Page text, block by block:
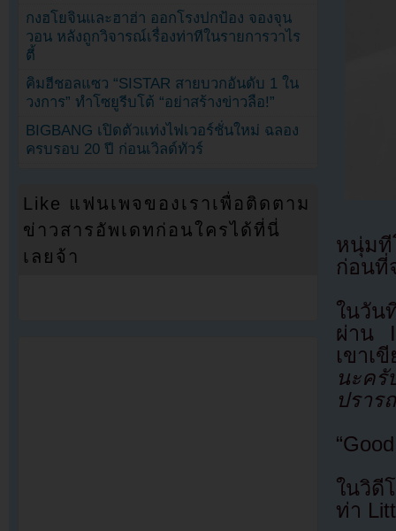
หนุ่มที
ก่อนที่
ในวัน
ผ่าน
เขาเ
นะค
ปราร
ในวิดี
ท่า
กงฮโยจินและฮาฮ่า ออกโรงปกป้อง จองจุน
วอน หลังถูกวิจารณ์เรื่องท่าทีในรายการวาไร
ตี้
คิมฮีชอลแซว “SISTAR สายบวกอันดับ 1 ใน
วงการ” ทำโซยูรีบโต้ “อย่าสร้างข่าวลือ!”
BIGBANG เปิดตัวแท่งไฟเวอร์ชั่นใหม่ ฉลอง
ครบรอบ 20 ปี ก่อนเวิลด์ทัวร์
Like แฟนเพจของเราเพื่อติดตาม
ข่าวสารอัพเดทก่อนใครได้ที่นี่
เลยจ้า